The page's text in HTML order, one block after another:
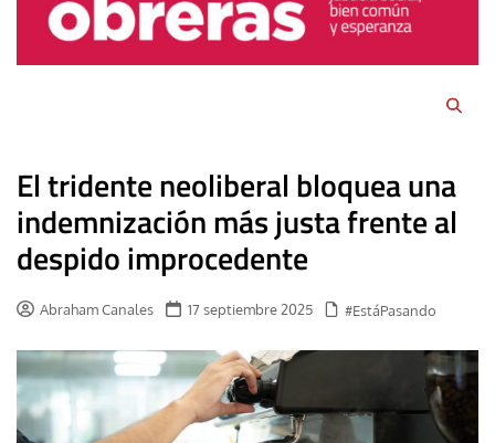
El tridente neoliberal bloquea una
indemnización más justa frente al
despido improcedente
Abraham Canales 17 septiembre 2025 #EstáPasando